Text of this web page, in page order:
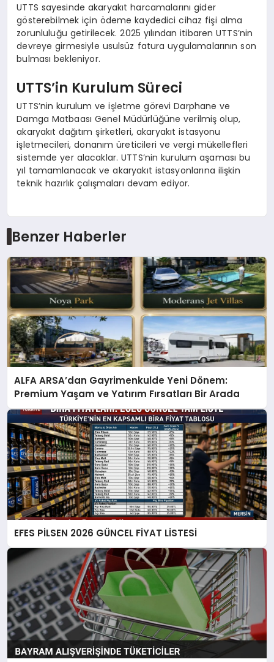
UTTS sayesinde akaryakıt harcamalarını gider
gösterebilmek için ödeme kaydedici cihaz fişi alma
zorunluluğu getirilecek. 2025 yılından itibaren UTTS’nin
devreye girmesiyle usulsüz fatura uygulamalarının son
bulması bekleniyor.
UTTS’in Kurulum Süreci
UTTS’nin kurulum ve işletme görevi Darphane ve
Damga Matbaası Genel Müdürlüğüne verilmiş olup,
akaryakıt dağıtım şirketleri, akaryakıt istasyonu
işletmecileri, donanım üreticileri ve vergi mükellefleri
sistemde yer alacaklar. UTTS’nin kurulum aşaması bu
yıl tamamlanacak ve akaryakıt istasyonlarına ilişkin
teknik hazırlık çalışmaları devam ediyor.
Benzer Haberler
ALFA ARSA’dan Gayrimenkulde Yeni Dönem:
Premium Yaşam ve Yatırım Fırsatları Bir Arada
EFES PİLSEN 2026 GÜNCEL FİYAT LİSTESİ